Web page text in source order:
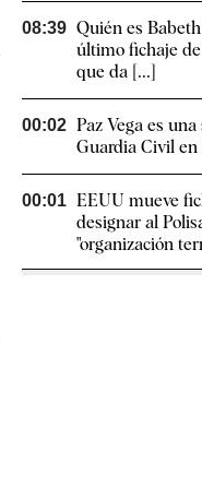
08:39 Quién es
último fichaje
que da [...]
00:02 Paz Vega es
Guardia Civil en
00:01 EEUU mueve
designar al
"organización